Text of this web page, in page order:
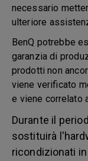
necessario
ulteriore
BenQ potrebbe
garanzia di
prodotti non
viene verificato
e viene correlato
Durante il
sostituirà
ricondizionati